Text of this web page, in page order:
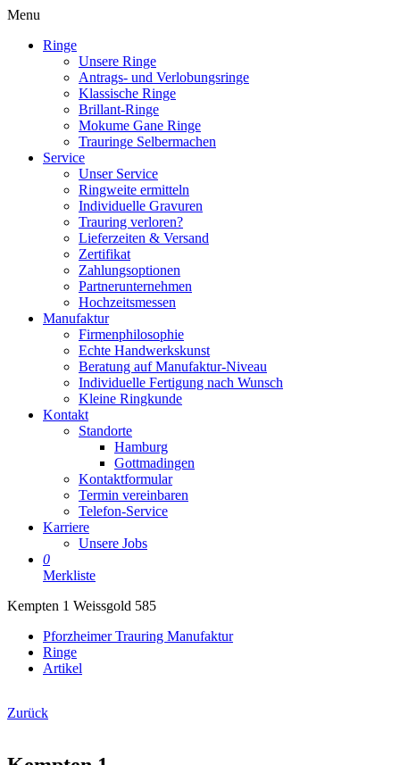
Menu
Ringe
Unsere Ringe
Antrags- und Verlobungsringe
Klassische Ringe
Brillant-Ringe
Mokume Gane Ringe
Trauringe Selbermachen
Service
Unser Service
Ringweite ermitteln
Individuelle Gravuren
Trauring verloren?
Lieferzeiten & Versand
Zertifikat
Zahlungsoptionen
Partnerunternehmen
Hochzeitsmessen
Manufaktur
Firmenphilosophie
Echte Handwerkskunst
Beratung auf Manufaktur-Niveau
Individuelle Fertigung nach Wunsch
Kleine Ringkunde
Kontakt
Standorte
Hamburg
Gottmadingen
Kontaktformular
Termin vereinbaren
Telefon-Service
Karriere
Unsere Jobs
0
Merkliste
Kempten 1 Weissgold 585
Pforzheimer Trauring Manufaktur
Ringe
Artikel
Zurück